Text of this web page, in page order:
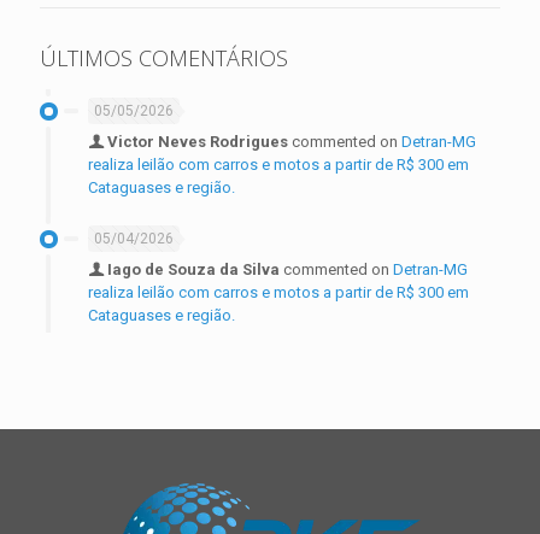
ÚLTIMOS COMENTÁRIOS
05/05/2026
Victor Neves Rodrigues commented on Detran-MG
realiza leilão com carros e motos a partir de R$ 300 em
Cataguases e região.
05/04/2026
Iago de Souza da Silva commented on Detran-MG
realiza leilão com carros e motos a partir de R$ 300 em
Cataguases e região.